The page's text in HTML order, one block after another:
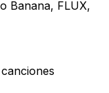
Banana, FLUX,